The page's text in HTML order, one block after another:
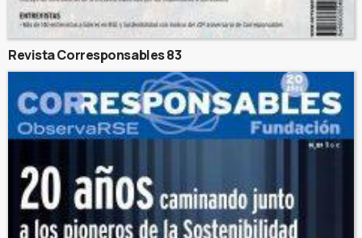
Revista Corresponsables 83